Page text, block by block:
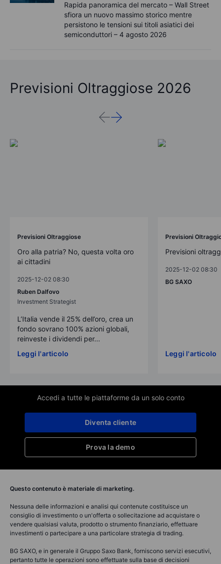
Rapida panoramica del mercato – Wall Street
sfiora un nuovo massimo storico mentre
persistono le tensioni sui titoli asiatici dei
semiconduttori – 4 agosto 2026
Previsioni Oltraggiose 2026
Previsioni Oltraggiose
Oro alla patria? No, questa volta oro
ai cittadini
2025-12-02 08:30
Ruben Dalfovo
Investment Strategist
L’Italia vende il 25% dell’oro, crea un
fondo sovrano 100% azioni globali,
reinveste i dividendi per...
Leggi l'articolo
Previsioni
Previsioni
2025-12-02 08:30
BG SAXO
Leggi l'articolo
Accedi a tutte le piattaforme da un solo conto
Prova la demo
Diventa cliente
Questo contenuto è materiale di marketing.
Nessuna delle informazioni e analisi qui contenute costituisce un
consiglio di investimento o un'offerta o sollecitazione ad acquistare o
vendere qualsiasi valuta, prodotto o strumento finanziario, effettuare
investimenti o partecipare a una particolare strategia di trading.
BG SAXO, e in generale il Gruppo Saxo Bank, forniscono servizi esecutivi,
pertanto tutte le operazioni sono effettuate sulla base di decisioni